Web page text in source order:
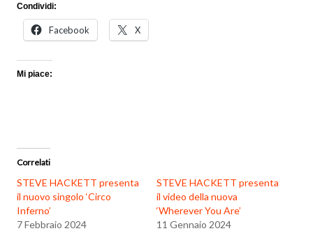
Condividi:
Facebook X
Mi piace:
Correlati
STEVE HACKETT presenta
il nuovo singolo ‘Circo
Inferno’
7 Febbraio 2024
STEVE HACKETT presenta
il video della nuova
‘Wherever You Are’
11 Gennaio 2024